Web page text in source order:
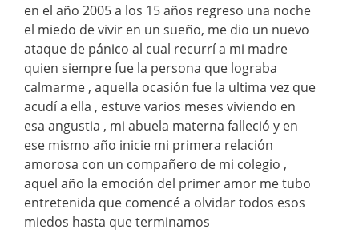
en el año 2005 a los 15 años regreso una noche
el miedo de vivir en un sueño, me dio un nuevo
ataque de pánico al cual recurrí a mi madre
quien siempre fue la persona que lograba
calmarme , aquella ocasión fue la ultima vez que
acudí a ella , estuve varios meses viviendo en
esa angustia , mi abuela materna falleció y en
ese mismo año inicie mi primera relación
amorosa con un compañero de mi colegio ,
aquel año la emoción del primer amor me tubo
entretenida que comencé a olvidar todos esos
miedos hasta que terminamos